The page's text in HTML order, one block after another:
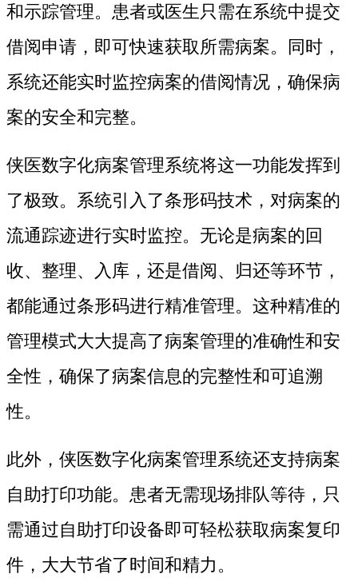
和示踪管理。患者或医生只需在系统中提交
借阅申请，即可快速获取所需病案。同时，
系统还能实时监控病案的借阅情况，确保病
案的安全和完整。
侠医数字化病案管理系统将这一功能发挥到
了极致。系统引入了条形码技术，对病案的
流通踪迹进行实时监控。无论是病案的回
收、整理、入库，还是借阅、归还等环节，
都能通过条形码进行精准管理。这种精准的
管理模式大大提高了病案管理的准确性和安
全性，确保了病案信息的完整性和可追溯
性。
此外，侠医数字化病案管理系统还支持病案
自助打印功能。患者无需现场排队等待，只
需通过自助打印设备即可轻松获取病案复印
件，大大节省了时间和精力。